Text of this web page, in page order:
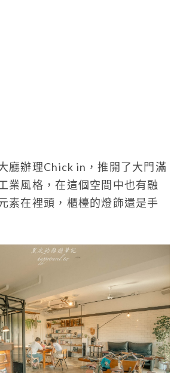
廳辦理Chick in，推開了大門滿
業風格，在這個空間中也有融
素在裡頭，櫃檯的燈飾還是手